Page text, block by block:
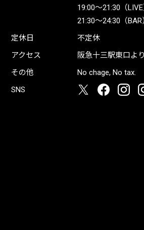
19:00〜21:30（LIVE
21:30〜24:30（BAR
定休日
不定休
アクセス
阪急十三駅東口よ
その他
No chage, No tax.
SNS